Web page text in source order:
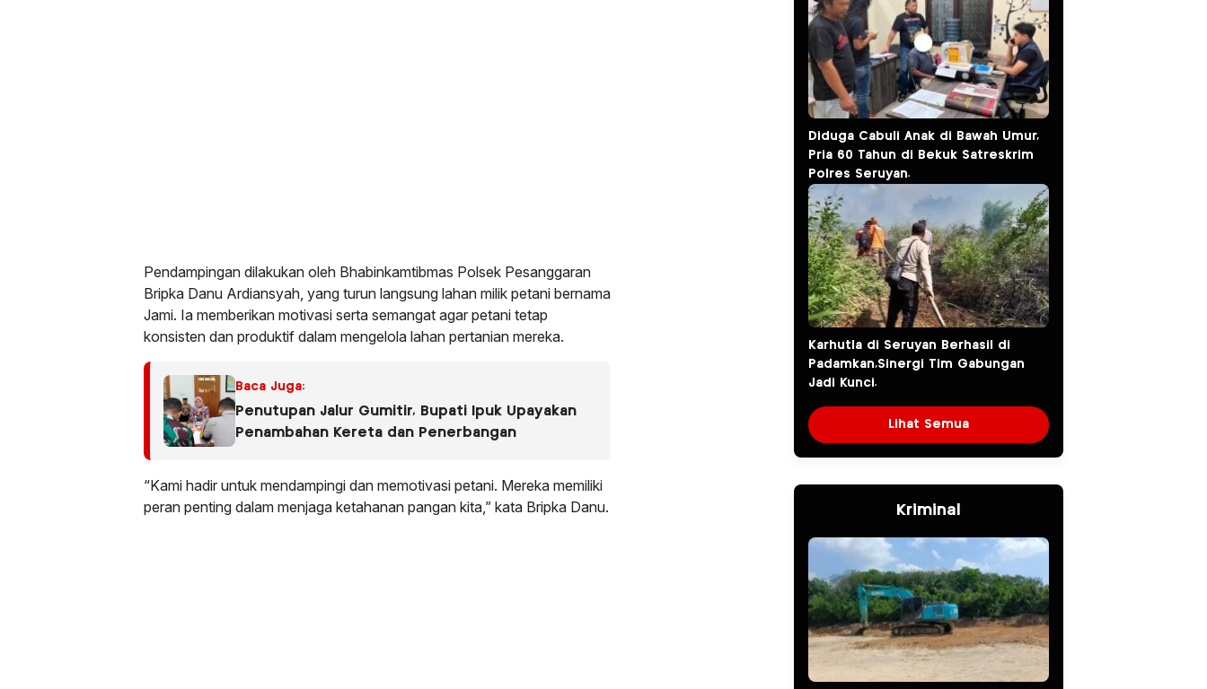
Pendampingan dilakukan oleh Bhabinkamtibmas Polsek Pesanggaran
Bripka Danu Ardiansyah, yang turun langsung lahan milik petani bernama
Jami. Ia memberikan motivasi serta semangat agar petani tetap
konsisten dan produktif dalam mengelola lahan pertanian mereka.
Baca Juga:
Penutupan Jalur Gumitir, Bupati Ipuk Upayakan
Penambahan Kereta dan Penerbangan
“Kami hadir untuk mendampingi dan memotivasi petani. Mereka memiliki
peran penting dalam menjaga ketahanan pangan kita,” kata Bripka Danu.
Diduga Cabuli Anak di Bawah Umur,
Pria 60 Tahun di Bekuk Satreskrim
Polres Seruyan.
Karhutla di Seruyan Berhasil di
Padamkan,Sinergi Tim Gabungan
Jadi Kunci.
Lihat Semua
Kriminal